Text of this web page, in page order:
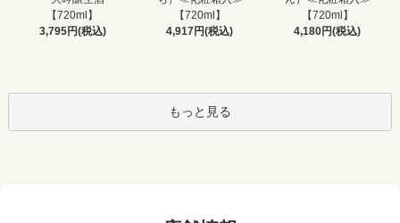
【720ml】
3,795円(税込)
【720ml】
4,917円(税込)
【720ml】
4,180円(税込)
もっと見る